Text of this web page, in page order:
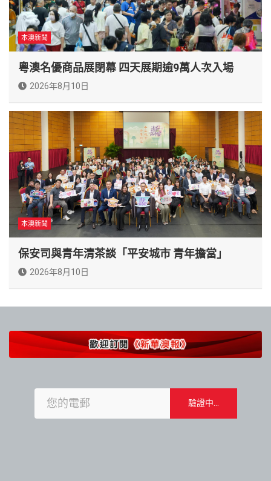
本澳新聞
粵澳名優商品展閉幕 四天展期逾9萬人次入場
2026年8月10日
本澳新聞
保安司與青年清茶談「平安城市 青年擔當」
2026年8月10日